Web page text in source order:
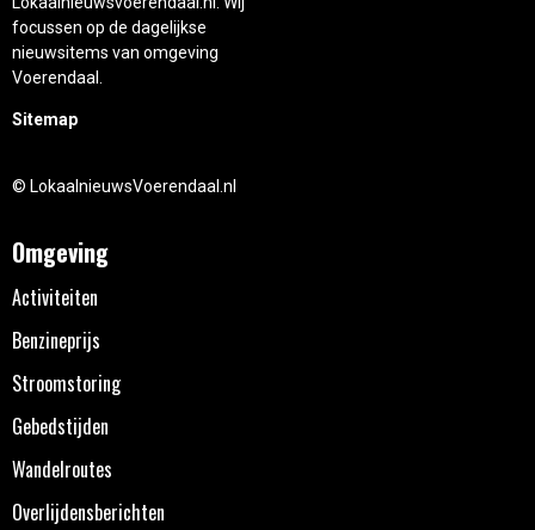
focussen op de dagelijkse
nieuwsitems van omgeving
Voerendaal.
Sitemap
© LokaalnieuwsVoerendaal.nl
Omgeving
Activiteiten
Benzineprijs
Stroomstoring
Gebedstijden
Wandelroutes
Overlijdensberichten